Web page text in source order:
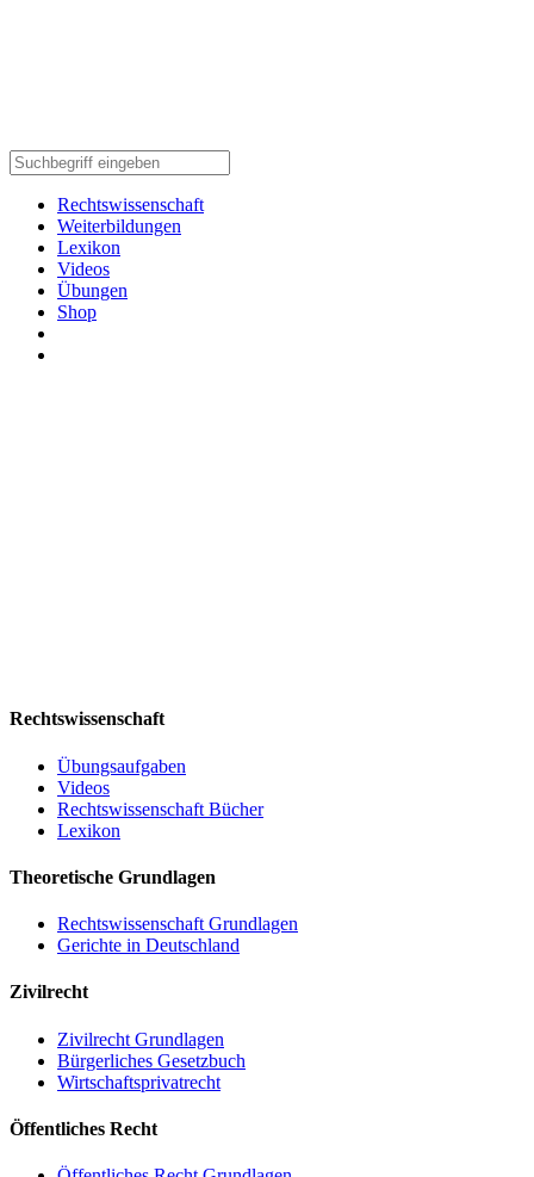
Rechtswissenschaft
Weiterbildungen
Lexikon
Videos
Übungen
Shop
Rechtswissenschaft
Übungsaufgaben
Videos
Rechtswissenschaft Bücher
Lexikon
Theoretische Grundlagen
Rechtswissenschaft Grundlagen
Gerichte in Deutschland
Zivilrecht
Zivilrecht Grundlagen
Bürgerliches Gesetzbuch
Wirtschaftsprivatrecht
Öffentliches Recht